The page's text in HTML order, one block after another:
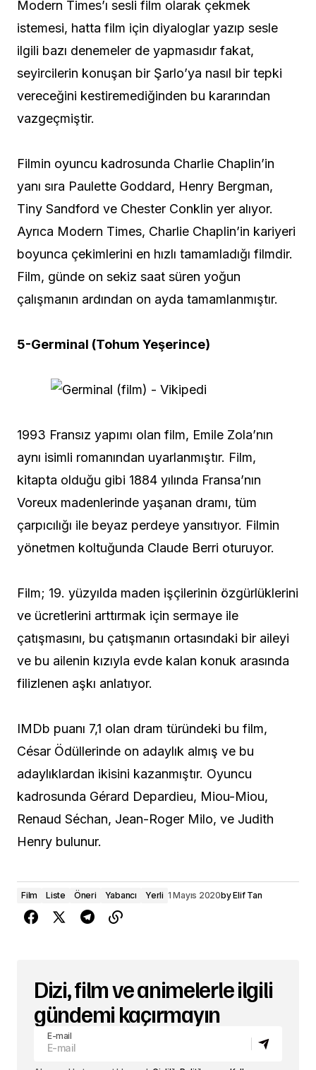
Modern Times’ı sesli film olarak çekmek
istemesi, hatta film için diyaloglar yazıp sesle
ilgili bazı denemeler de yapmasıdır fakat,
seyircilerin konuşan bir Şarlo’ya nasıl bir tepki
vereceğini kestiremediğinden bu kararından
vazgeçmiştir.
Filmin oyuncu kadrosunda Charlie Chaplin’in
yanı sıra Paulette Goddard, Henry Bergman,
Tiny Sandford ve Chester Conklin yer alıyor.
Ayrıca Modern Times, Charlie Chaplin’in kariyeri
boyunca çekimlerini en hızlı tamamladığı filmdir.
Film, günde on sekiz saat süren yoğun
çalışmanın ardından on ayda tamamlanmıştır.
5-Germinal (Tohum Yeşerince)
1993 Fransız yapımı olan film, Emile Zola’nın
aynı isimli romanından uyarlanmıştır. Film,
kitapta olduğu gibi 1884 yılında Fransa’nın
Voreux madenlerinde yaşanan dramı, tüm
çarpıcılığı ile beyaz perdeye yansıtıyor. Filmin
yönetmen koltuğunda Claude Berri oturuyor.
Film; 19. yüzyılda maden işçilerinin özgürlüklerini
ve ücretlerini arttırmak için sermaye ile
çatışmasını, bu çatışmanın ortasındaki bir aileyi
ve bu ailenin kızıyla evde kalan konuk arasında
filizlenen aşkı anlatıyor.
IMDb puanı 7,1 olan dram türündeki bu film,
César Ödüllerinde on adaylık almış ve bu
adaylıklardan ikisini kazanmıştır. Oyuncu
kadrosunda Gérard Depardieu, Miou-Miou,
Renaud Séchan, Jean-Roger Milo, ve Judith
Henry bulunur.
Film Liste Öneri Yabancı Yerli 1 Mayıs 2020byElif Tan
Dizi, film ve animelerle ilgili
gündemi kaçırmayın
E-mail